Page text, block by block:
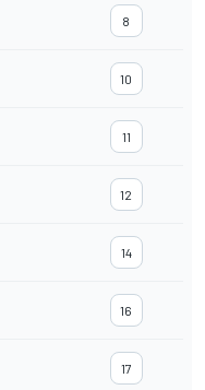
8
10
11
12
14
16
17